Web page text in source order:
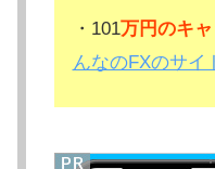
・101万円のキ
んなのFXのサイ